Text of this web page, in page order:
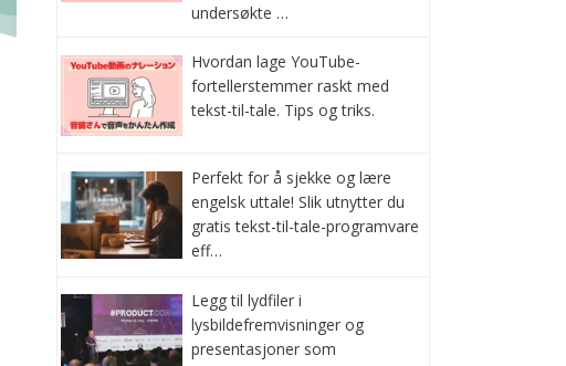
undersøkte …
Hvordan lage YouTube-
fortellerstemmer raskt med
tekst-til-tale. Tips og triks.
Perfekt for å sjekke og lære
engelsk uttale! Slik utnytter du
gratis tekst-til-tale-programvare
eff…
Legg til lydfiler i
lysbildefremvisninger og
presentasjoner som